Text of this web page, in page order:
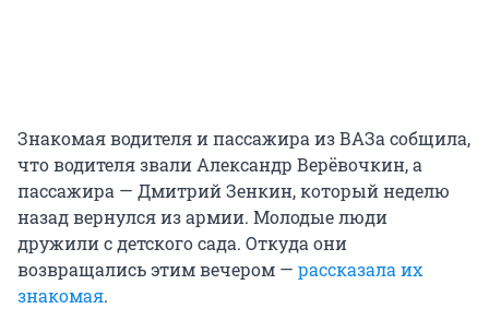
Знакомая водителя и пассажира из ВАЗа собщила,
что водителя звали Александр Верёвочкин, а
пассажира — Дмитрий Зенкин, который неделю
назад вернулся из армии. Молодые люди
дружили с детского сада. Откуда они
возвращались этим вечером — рассказала их
знакомая.